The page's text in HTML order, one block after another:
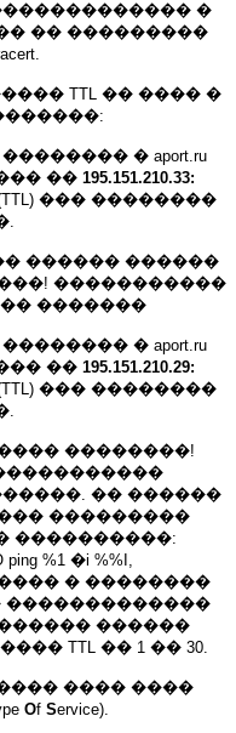
�������������� �
�� ���������
TTL �� ���� �
�������� � aport.ru
�� 195.151.210.33:
��� ��������
������ ������
�����������
�� �������
�������� � aport.ru
�� 195.151.210.29:
��� ��������
��������!
�� ������
���������
����������:
ping %1 �i %%I,
� ��������
�������������
������
TTL �� 1 �� 30.
���� ����
Of Service).